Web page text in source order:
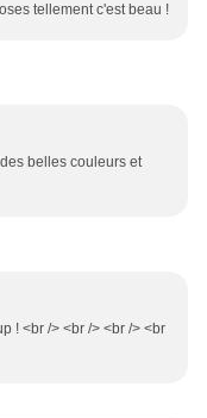
tellement c'est beau !
belles couleurs et
! <br /> <br /> <br /> <br